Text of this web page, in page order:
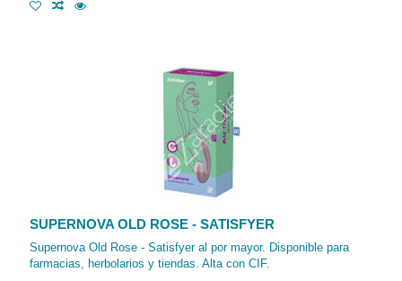
SUPERNOVA OLD ROSE - SATISFYER
Supernova Old Rose - Satisfyer al por mayor. Disponible para
farmacias, herbolarios y tiendas. Alta con CIF.